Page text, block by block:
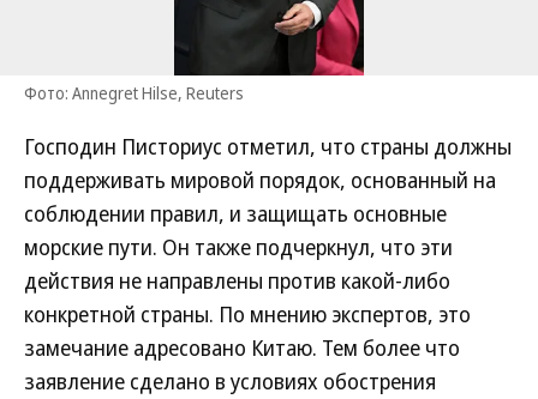
Фото: Annegret Hilse, Reuters
Господин Писториус отметил, что страны должны
поддерживать мировой порядок, основанный на
соблюдении правил, и защищать основные
морские пути. Он также подчеркнул, что эти
действия не направлены против какой-либо
конкретной страны. По мнению экспертов, это
замечание адресовано Китаю. Тем более что
заявление сделано в условиях обострения